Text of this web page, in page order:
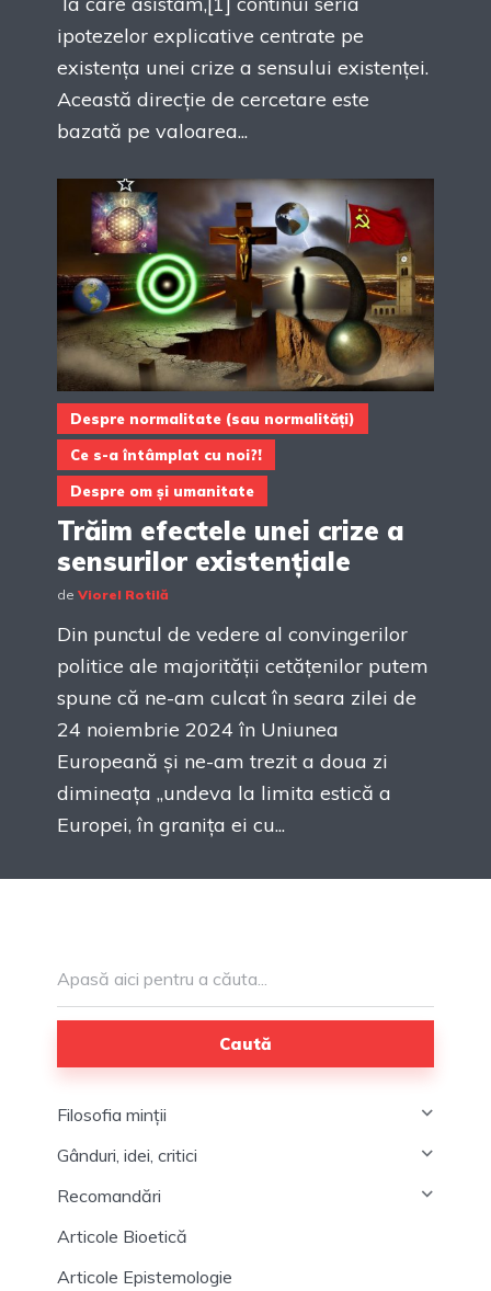
ipotezelor explicative centrate pe
existența unei crize a sensului existenței.
Această direcție de cercetare este
bazată pe valoarea...
Despre normalitate (sau normalități)
Ce s-a întâmplat cu noi?!
Despre om și umanitate
Trăim efectele unei crize a
sensurilor existențiale
de Viorel Rotilă
Din punctul de vedere al convingerilor
politice ale majorității cetățenilor putem
spune că ne-am culcat în seara zilei de
24 noiembrie 2024 în Uniunea
Europeană și ne-am trezit a doua zi
dimineața „undeva la limita estică a
Europei, în granița ei cu...
Caută
Filosofia minții
Gânduri, idei, critici
Recomandări
Articole Bioetică
Articole Epistemologie